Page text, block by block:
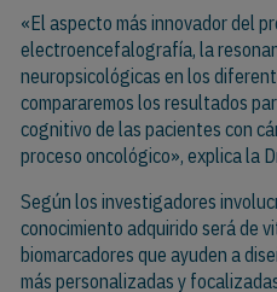
«El aspecto más innovador del
electroencefalografía, la
neuropsicológicas en los
compararemos los resultados
cognitivo de las pacientes con
proceso oncológico», explica la
Según los investigadores
conocimiento adquirido será de
biomarcadores que ayuden a
más personalizadas y